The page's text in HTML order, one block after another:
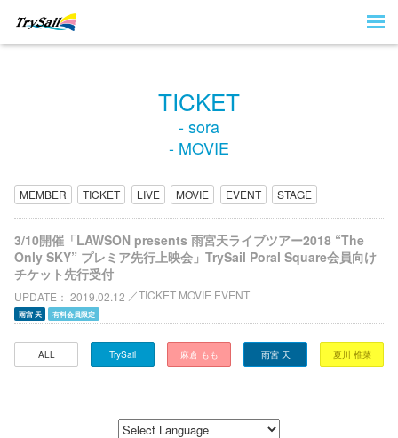
TICKET
- sora
- MOVIE
MEMBER TICKET LIVE MOVIE EVENT STAGE
3/10開催「LAWSON presents 雨宮天ライブツアー2018 “The
Only SKY” プレミア先行上映会」TrySail Poral Square会員向け
チケット先行受付
UPDATE 2019.02.12 TICKET MOVIE EVENT
雨宮 天 有料会員限定
ALL TrySail 麻倉 もも 雨宮 天 夏川 椎菜